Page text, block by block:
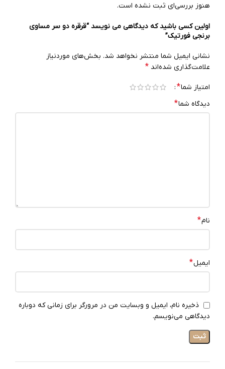
هنوز بررسی‌ای ثبت نشده است.
اولین کسی باشید که دیدگاهی می نویسد “قرقره دو سر مساوی
برنجی فورتیک”
نشانی ایمیل شما منتشر نخواهد شد. بخش‌های موردنیاز
علامت‌گذاری شده‌اند *
امتیاز شما*
دیدگاه شما*
نام*
ایمیل*
ذخیره نام، ایمیل و وبسایت من در مرورگر برای زمانی که دوباره
دیدگاهی می‌نویسم.